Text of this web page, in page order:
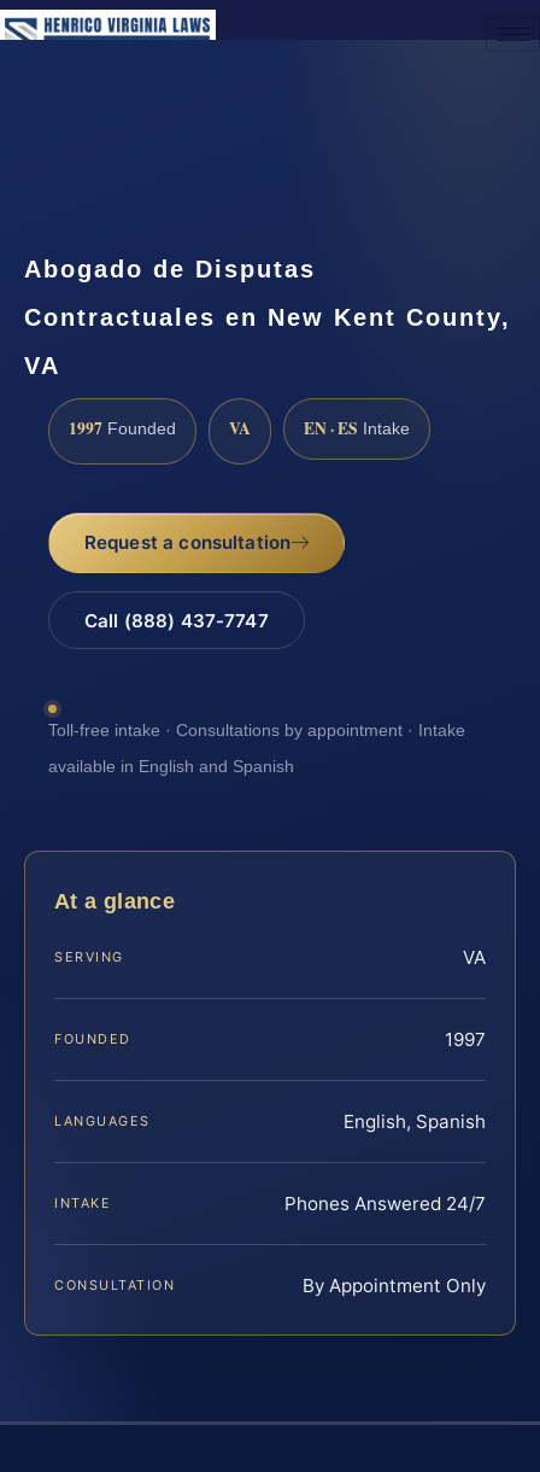
Abogado de Disputas
Contractuales en New Kent County,
VA
1997 Founded VA EN · ES Intake
Request a consultation
Call (888) 437-7747
Toll-free intake · Consultations by appointment · Intake
available in English and Spanish
At a glance
SERVING VA
FOUNDED 1997
LANGUAGES English, Spanish
INTAKE Phones Answered 24/7
CONSULTATION By Appointment Only